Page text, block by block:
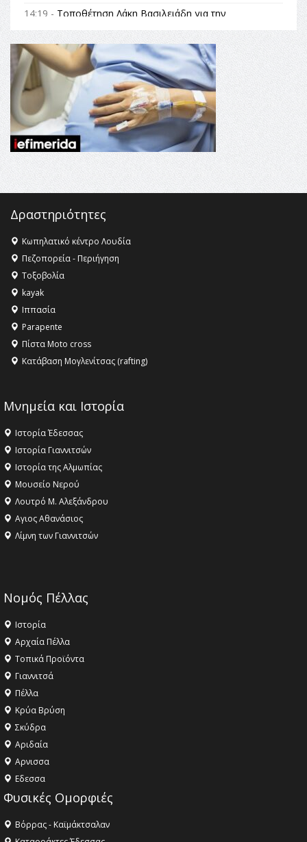
14:19 - Τοποθέτηση Λάκη Βασιλειάδη για την
Αναθεώρηση του Συντάγματος: «Σε τέτοιες κορυφαίες
θεσμικές διαδικασίες υπάρχει μόνο η ευθύνη απέναντι
στις επόμενες γενιές»
16:35 -Το πρόγραμμα του ΠΑΟΚ στον δεύτερο γύρο του
Champions League!
16:27 -
Όλυμπος: Εντάχθηκε στον Κατάλογο Παγκόσμιας
Κληρονομιάς της UNESCO – Ομόφωνη η απόφαση Ο
Όλυμπος αναγνωρίστηκε ως φυσικό και πολιτιστικό
αγαθό εξέχουσας οικουμενικής αξίας για την
ανθρωπότητα
16:18 -
ΕΝΟΡΙΑΚΕΣ ΚΑΛΟΚΑΙΡΙΝΕΣ ΔΡΑΣΕΙΣ ΓΙΑ ΠΑΙΔΙΑ
Δραστηριότητες
Κωπηλατικό κέντρο Λουδία
Πεζοπορεία - Περιήγηση
Τοξοβολία
kayak
Ιππασία
Parapente
Πίστα Moto cross
Κατάβαση Μογλενίτσας (rafting)
Μνημεία και Ιστορία
Ιστορία Έδεσσας
Ιστορία Γιαννιτσών
Ιστορία της Αλμωπίας
Μουσείο Νερού
Λουτρό Μ. Αλεξάνδρου
Αγιος Αθανάσιος
Λίμνη των Γιαννιτσών
Νομός Πέλλας
Ιστορία
Αρχαία Πέλλα
Τοπικά Προϊόντα
Γιαννιτσά
Πέλλα
Κρύα Βρύση
Σκύδρα
Αριδαία
Aρνισσα
Eδεσσα
Φυσικές Ομορφιές
Βόρρας - Καϊμάκτσαλαν